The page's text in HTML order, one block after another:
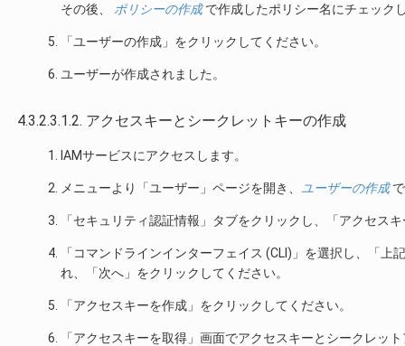
その後、 ポリシーの作成で作成したポリシー名にチェック
「ユーザーの作成」をクリックしてください。
ユーザーが作成されました。
4.3.2.3.1.2. アクセスキーとシークレットキーの作成
IAMサービスにアクセスします。
メニューより「ユーザー」ページを開き、 ユーザーの作成で
「セキュリティ認証情報」タブをクリックし、「アクセス
「コマンドラインインターフェイス (CLI)」を選択し、「
れ、「次へ」をクリックしてください。
「アクセスキーを作成」をクリックしてください。
「アクセスキーを取得」画面でアクセスキーとシークレッ